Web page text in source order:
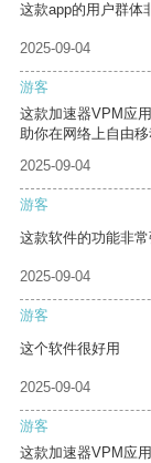
这款app的用户群体
2025-09-04
游客
这款加速器VPM应
助你在网络上自由移
2025-09-04
游客
这款软件的功能非常
2025-09-04
游客
这个软件很好用
2025-09-04
游客
这款加速器VPM应